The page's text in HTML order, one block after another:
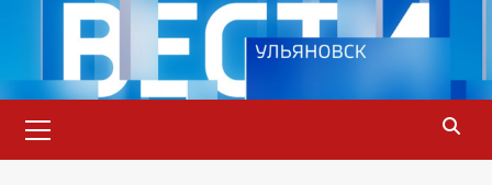
содержимому
меню